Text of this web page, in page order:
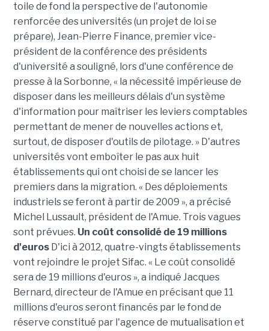
toile de fond la perspective de l'autonomie
renforcée des universités (un projet de loi se
prépare), Jean-Pierre Finance, premier vice-
président de la conférence des présidents
d'université a souligné, lors d'une conférence de
presse à la Sorbonne, « la nécessité impérieuse de
disposer dans les meilleurs délais d'un système
d'information pour maîtriser les leviers comptables
permettant de mener de nouvelles actions et,
surtout, de disposer d'outils de pilotage. » D'autres
universités vont emboîter le pas aux huit
établissements qui ont choisi de se lancer les
premiers dans la migration. « Des déploiements
industriels se feront à partir de 2009 », a précisé
Michel Lussault, président de l'Amue. Trois vagues
sont prévues. Un coût consolidé de 19 millions
d'eurosD'ici à 2012, quatre-vingts établissements
vont rejoindre le projet Sifac. « Le coût consolidé
sera de 19 millions d'euros », a indiqué Jacques
Bernard, directeur de l'Amue en précisant que 11
millions d'euros seront financés par le fond de
réserve constitué par l'agence de mutualisation et